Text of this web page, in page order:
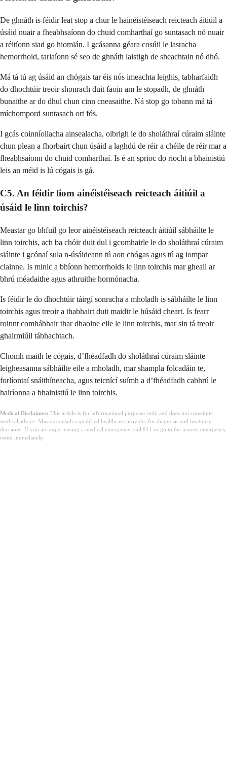
De ghnáth is féidir leat stop a chur le hainéistéiseach reicteach áitiúil a
úsáid nuair a fheabhsaíonn do chuid comharthaí go suntasach nó nuair
a réitíonn siad go hiomlán. I gcásanna géara cosúil le lasracha
hemorrhoid, tarlaíonn sé seo de ghnáth laistigh de sheachtain nó dhó.
Má tá tú ag úsáid an chógais tar éis nós imeachta leighis, tabharfaidh
do dhochtúir treoir shonrach duit faoin am le stopadh, de ghnáth
bunaithe ar do dhul chun cinn cneasaithe. Ná stop go tobann má tá
míchompord suntasach ort fós.
I gcás coinníollacha ainsealacha, oibrigh le do sholáthraí cúraim sláinte
chun plean a fhorbairt chun úsáid a laghdú de réir a chéile de réir mar a
fheabhsaíonn do chuid comharthaí. Is é an sprioc do riocht a bhainistiú
leis an méid is lú cógais is gá.
C5. An féidir liom ainéistéiseach reicteach áitiúil a
úsáid le linn toirchis?
Meastar go bhfuil go leor ainéistéiseach reicteach áitiúil sábháilte le
linn toirchis, ach ba chóir duit dul i gcomhairle le do sholáthraí cúraim
sláinte i gcónaí sula n-úsáideann tú aon chógas agus tú ag iompar
clainne. Is minic a bhíonn hemorrhoids le linn toirchis mar gheall ar
bhrú méadaithe agus athruithe hormónacha.
Is féidir le do dhochtúir táirgí sonracha a mholadh is sábháilte le linn
toirchis agus treoir a thabhairt duit maidir le húsáid cheart. Is fearr
roinnt comhábhair thar dhaoine eile le linn toirchis, mar sin tá treoir
ghairmiúil tábhachtach.
Chomh maith le cógais, d’fhéadfadh do sholáthraí cúraim sláinte
leigheasanna sábháilte eile a mholadh, mar shampla folcadáin te,
forlíontaí snáithíneacha, agus teicnící suímh a d’fhéadfadh cabhrú le
hairíonna a bhainistiú le linn toirchis.
Medical Disclaimer: This article is for informational purposes only and does not constitute
medical advice. Always consult a qualified healthcare provider for diagnosis and treatment
decisions. If you are experiencing a medical emergency, call 911 or go to the nearest emergency
room immediately.